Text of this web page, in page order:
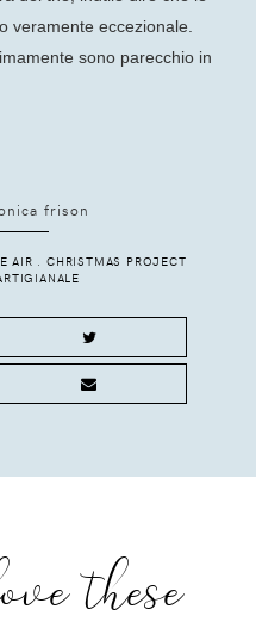
veramente eccezionale.
sono parecchio in
frison
AIR . CHRISTMAS PROJECT
these